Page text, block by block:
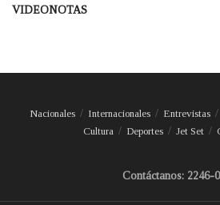
VIDEONOTAS
Nacionales Internacionales Entrevistas
Cultura
Deportes Jet Set
Contáctanos: 2246-